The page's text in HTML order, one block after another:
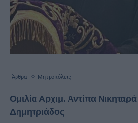
Άρθρα Μητροπόλεις
Ομιλία Αρχιμ. Αντίπα
Δημητριάδος